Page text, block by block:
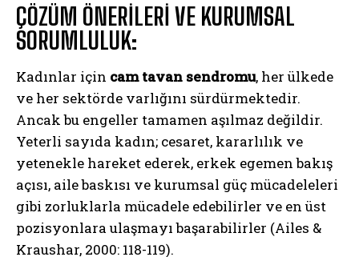
ÇÖZÜM ÖNERİLERİ VE KURUMSAL
SORUMLULUK:
Kadınlar için cam tavan sendromu, her ülkede
ve her sektörde varlığını sürdürmektedir.
Ancak bu engeller tamamen aşılmaz değildir.
Yeterli sayıda kadın; cesaret, kararlılık ve
yetenekle hareket ederek, erkek egemen bakış
açısı, aile baskısı ve kurumsal güç mücadeleleri
gibi zorluklarla mücadele edebilirler ve en üst
pozisyonlara ulaşmayı başarabilirler (Ailes &
Kraushar, 2000: 118-119).